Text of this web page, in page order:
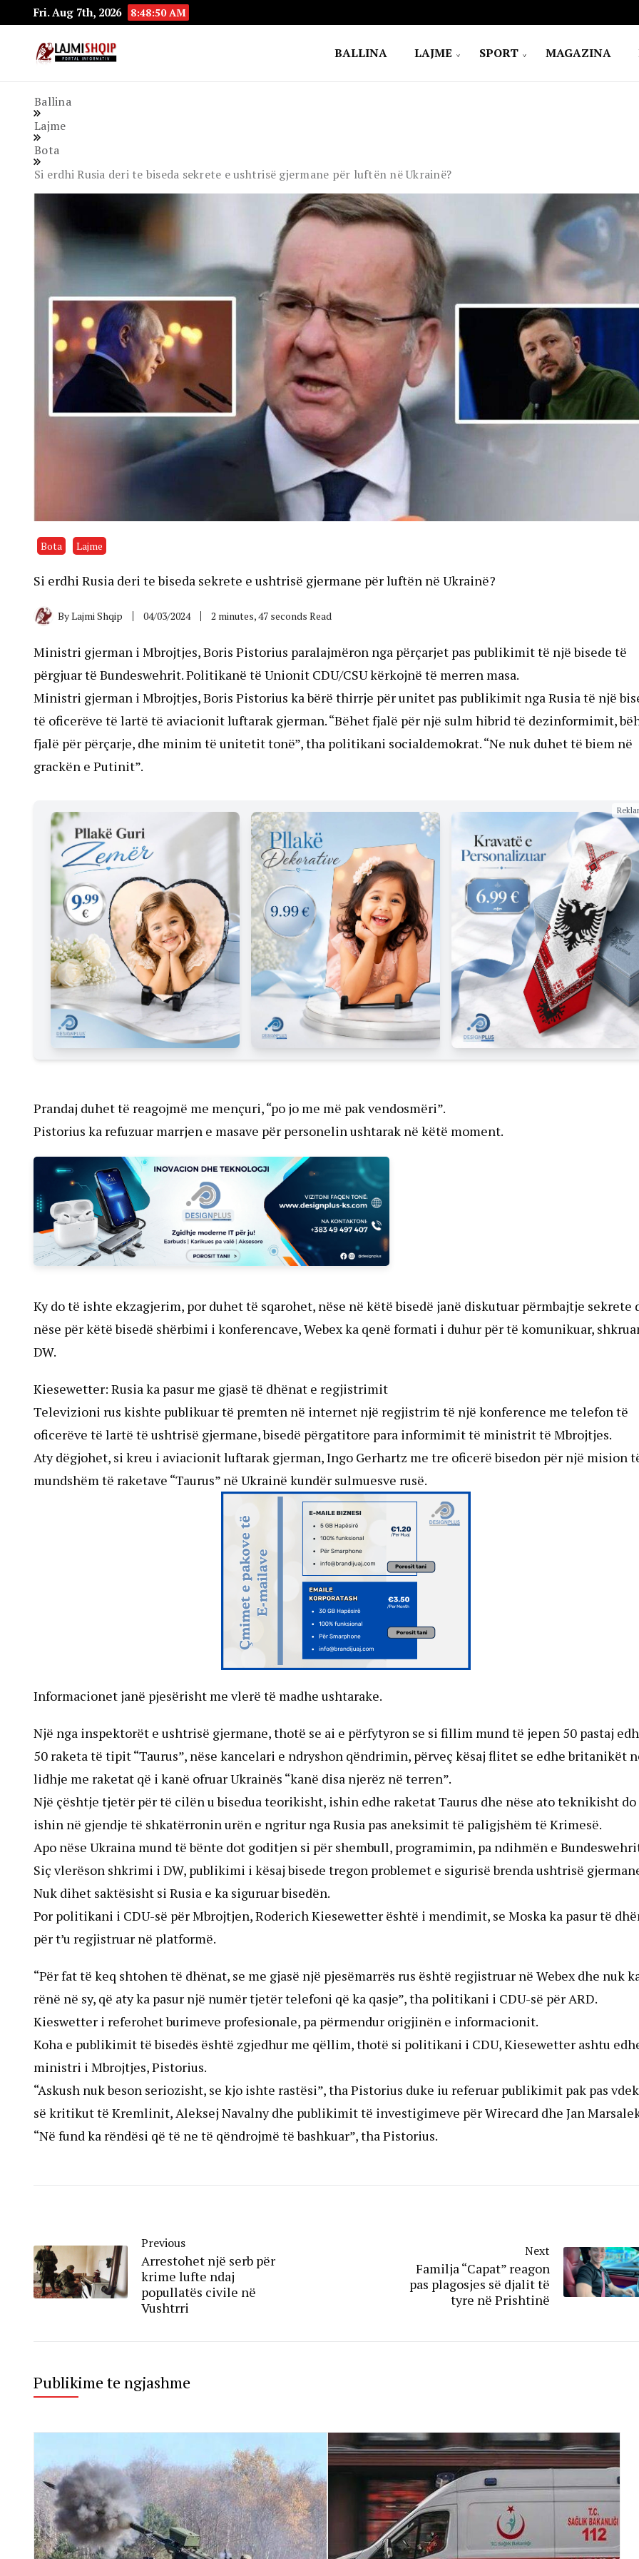
Fri. Aug 7th, 2026 8:48:51 AM
BALLINA LAJME SPORT MAGAZINA
Ballina
Lajme
Bota
Si erdhi Rusia deri te biseda sekrete e ushtrisë gjermane për luftën në Ukrainë?
Bota Lajme
Si erdhi Rusia deri te biseda sekrete e ushtrisë gjermane për luftën në Ukrainë?
ByLajmi Shqip 04/03/2024 2 minutes, 47 seconds Read
Ministri gjerman i Mbrojtjes, Boris Pistorius paralajmëron nga përçarjet pas publikimit të një bisede të
përgjuar të Bundeswehrit. Politikanë të Unionit CDU/CSU kërkojnë të merren masa.
Ministri gjerman i Mbrojtjes, Boris Pistorius ka bërë thirrje për unitet pas publikimit nga Rusia të një
të oficerëve të lartë të aviacionit luftarak gjerman. “Bëhet fjalë për një sulm hibrid të dezinformimit,
fjalë për përçarje, dhe minim të unitetit tonë”, tha politikani socialdemokrat. “Ne nuk duhet të biem në
grackën e Putinit”.
Prandaj duhet të reagojmë me mençuri, “po jo me më pak vendosmëri”.
Pistorius ka refuzuar marrjen e masave për personelin ushtarak në këtë moment.
Ky do të ishte ekzagjerim, por duhet të sqarohet, nëse në këtë bisedë janë diskutuar përmbajtje sekrete
nëse për këtë bisedë shërbimi i konferencave, Webex ka qenë formati i duhur për të komunikuar,
DW.
Kiesewetter: Rusia ka pasur me gjasë të dhënat e regjistrimit
Televizioni rus kishte publikuar të premten në internet një regjistrim të një konference me telefon të
oficerëve të lartë të ushtrisë gjermane, bisedë përgatitore para informimit të ministrit të Mbrojtjes.
Aty dëgjohet, si kreu i aviacionit luftarak gjerman, Ingo Gerhartz me tre oficerë bisedon për një mision
mundshëm të raketave “Taurus” në Ukrainë kundër sulmuesve rusë.
Informacionet janë pjesërisht me vlerë të madhe ushtarake.
Një nga inspektorët e ushtrisë gjermane, thotë se ai e përfytyron se si fillim mund të jepen 50 pastaj
50 raketa të tipit “Taurus”, nëse kancelari e ndryshon qëndrimin, përveç kësaj flitet se edhe britanikët
lidhje me raketat që i kanë ofruar Ukrainës “kanë disa njerëz në terren”.
Një çështje tjetër për të cilën u bisedua teorikisht, ishin edhe raketat Taurus dhe nëse ato teknikisht do
ishin në gjendje të shkatërronin urën e ngritur nga Rusia pas aneksimit të paligjshëm të Krimesë.
Apo nëse Ukraina mund të bënte dot goditjen si për shembull, programimin, pa ndihmën e
Siç vlerëson shkrimi i DW, publikimi i kësaj bisede tregon problemet e sigurisë brenda ushtrisë
Nuk dihet saktësisht si Rusia e ka siguruar bisedën.
Por politikani i CDU-së për Mbrojtjen, Roderich Kiesewetter është i mendimit, se Moska ka pasur të
për t’u regjistruar në platformë.
“Për fat të keq shtohen të dhënat, se me gjasë një pjesëmarrës rus është regjistruar në Webex dhe nuk
rënë në sy, që aty ka pasur një numër tjetër telefoni që ka qasje”, tha politikani i CDU-së për ARD.
Kieswetter i referohet burimeve profesionale, pa përmendur origjinën e informacionit.
Koha e publikimit të bisedës është zgjedhur me qëllim, thotë si politikani i CDU, Kiesewetter ashtu
ministri i Mbrojtjes, Pistorius.
“Askush nuk beson seriozisht, se kjo ishte rastësi”, tha Pistorius duke iu referuar publikimit pak pas
së kritikut të Kremlinit, Aleksej Navalny dhe publikimit të investigimeve për Wirecard dhe Jan
“Në fund ka rëndësi që të ne të qëndrojmë të bashkuar”, tha Pistorius.
Previous
Arrestohet një serb për
krime lufte ndaj
popullatës civile në
Vushtrri
Next
Familja “Capat” reagon
pas plagosjes së djalit të
tyre në Prishtinë
Publikime te ngjashme